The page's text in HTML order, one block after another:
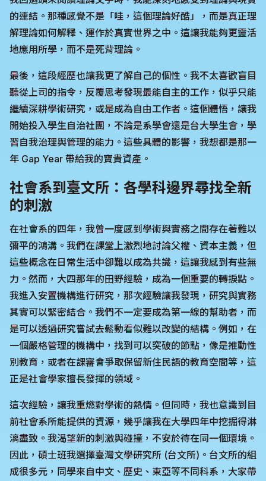
的連結。那種感覺不是「哇，這個理論好酷」，而是真正理
解理論如何解釋、運作於真實世界之中。這讓我能夠更靈活
地應用所學，而不是死背理論。
最後，這段經歷也讓我更了解自己的個性。我不太喜歡盲目
聽從上司的指令，反覆思考發現最能自主的工作，似乎只能
繼續深耕學術研究，或是成為自由工作者。這個體悟，讓我
開始投入學生自治社團，不論是系學會還是台大學生會，學
習自我治理與管理的能力。這些具體的影響，我想都是那一
年 Gap Year 帶給我的寶貴資產。
社會系到臺文所：各學科邊界尋找全新
的刺激
在社會系的四年，我曾一度感到學術與實務之間存在著難以
彌平的鴻溝。我們在課堂上激烈地討論父權、資本主義，但
這些概念在日常生活中卻難以成為共識，這讓我感到有些無
力。然而，大四那年的田野經驗，成為一個重要的轉捩點。
我進入安置機構進行研究，那次經驗讓我發現，研究與實務
其實可以緊密結合。我們不一定要成為第一線的幫助者，而
是可以透過研究嘗試去鬆動看似難以改變的結構。例如，在
一個嚴格管理的機構中，找到可以突破的節點，像是推動性
別教育，或者在課審會爭取保留新住民語的教育空間等，這
正是社會學家擅長發揮的領域。
這次經驗，讓我重燃對學術的熱情。但同時，我也意識到目
前社會系所能提供的資源，幾乎讓我在大學四年中挖掘得淋
漓盡致。我渴望新的刺激與碰撞，不安於待在同一個環境。
因此，碩士班我選擇臺灣文學研究所 (台文所)。台文所的組
成很多元，同學來自中文、歷史、東亞等不同科系，大家帶